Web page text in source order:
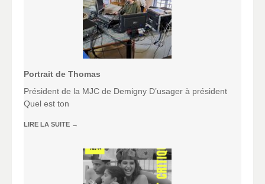
Portrait de Thomas
Président de la MJC de Demigny D’usager à président
Quel est ton
LIRE LA SUITE →